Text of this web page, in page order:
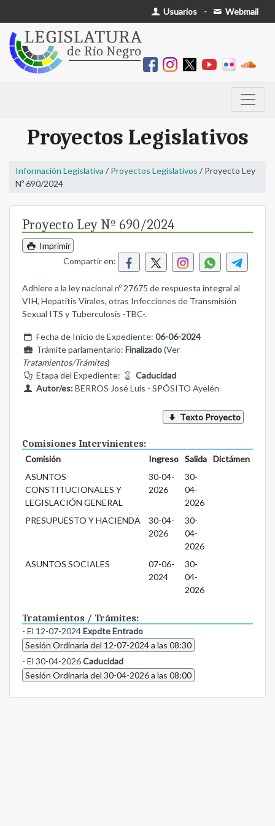
Usuarios - Webmail
Proyectos Legislativos
Información Legislativa / Proyectos Legislativos / Proyecto Ley
Nº 690/2024
Proyecto Ley Nº 690/2024
Imprimir
Compartir en:
Adhiere a la ley nacional nº 27675 de respuesta integral al
VIH, Hepatitis Virales, otras Infecciones de Transmisión
Sexual ITS y Tuberculosis -TBC-.
Fecha de Inicio de Expediente: 06-06-2024
Trámite parlamentario: Finalizado(Ver
Tratamientos/Trámites)
Etapa del Expediente:
Caducidad
Autor/es:BERROS José Luis - SPÓSITO Ayelén
Texto Proyecto
Comisiones Intervinientes:
Comisión Ingreso Salida
Dictámen
ASUNTOS
CONSTITUCIONALES Y
LEGISLACIÓN GENERAL
30-04-
2026
30-
04-
2026
PRESUPUESTO Y HACIENDA
30-04-
2026
30-
04-
2026
ASUNTOS SOCIALES
07-06-
2024
30-
04-
2026
Tratamientos / Trámites:
- El 12-07-2024Expdte Entrado
Sesión Ordinaria del 12-07-2024 a las 08:30
- El 30-04-2026Caducidad
Sesión Ordinaria del 30-04-2026 a las 08:00